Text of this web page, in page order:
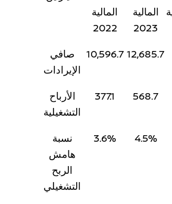
المالية
2022
المالية
2023
صافي
الإيرادات
10,596.7 12,685.7
الأرباح
التشغيلية
377.1 568.7
نسبة
هامش
الربح
التشغيلي
3.6% 4.5%